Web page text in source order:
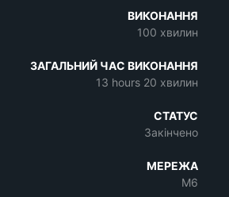
ВИКОНАННЯ
100 хвилин
ЗАГАЛЬНИЙ ЧАС ВИКОНАННЯ
13 hours 20 хвилин
СТАТУС
Закінчено
МЕРЕЖА
M6